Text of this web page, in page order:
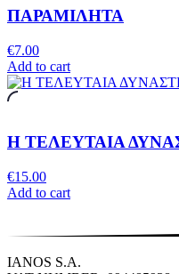
ΠΑΡΑΜΙΛΗΤΑ
€7.00
Add to cart
Η ΤΕΛΕΥΤΑΙΑ
€15.00
Add to cart
IANOS S.A.